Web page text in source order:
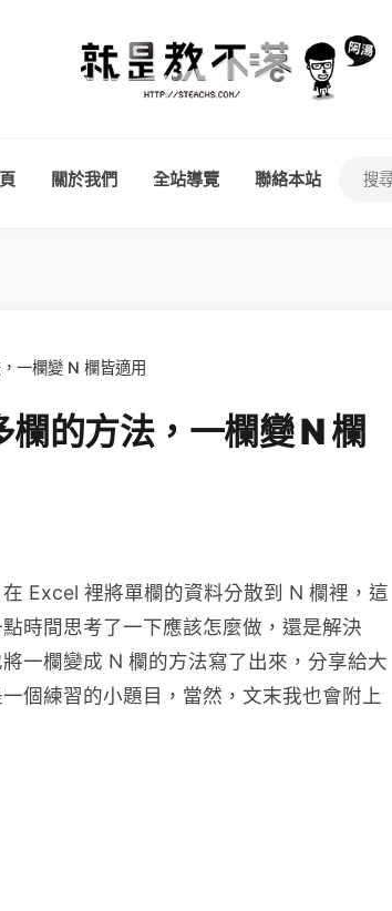
關於我們 全站導覽 聯絡本站
一欄變 N 欄皆適用
的方法，一欄變 N 欄
Excel 裡將單欄的資料分散到 N 欄裡，這
時間思考了一下應該怎麼做，還是解決
一欄變成 N 欄的方法寫了出來，分享給大
個練習的小題目，當然，文末我也會附上